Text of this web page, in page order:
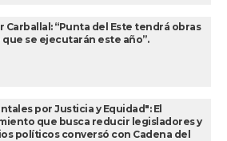
Carballal: “Punta del Este tendrá obras
que se ejecutarán este año”.
por Justicia y Equidad": El
que busca reducir legisladores y
políticos conversó con Cadena del